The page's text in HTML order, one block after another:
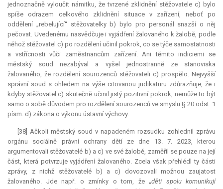
jednoznačně vyloučit námitku, že tvrzené zklidnění stěžovatele c) bylo
spíše odrazem celkového zklidnění situace v zařízení, neboť po
oddělení „rebelující“ stěžovatelky b) bylo pro personál snazší o něj
pečovat. Uvedenému nasvědčuje i vyjádření žalovaného k žalobě, podle
něhož stěžovatel c) po rozdělení učinil pokrok, co se týče samostatnosti
a vstřícnosti vůči zaměstnancům zařízení. Ani těmito indiciemi se
městský soud nezabýval a vyšel jednostranně ze stanoviska
žalovaného, že rozdělení sourozenců stěžovateli c) prospělo. Nejvyšší
správní soud s ohledem na výše citovanou judikaturu zdůrazňuje, že i
kdyby stěžovatel c) skutečně učinil jistý pozitivní pokrok, nemůže to být
samo o sobě důvodem pro rozdělení sourozenců ve smyslu § 20 odst. 1
písm. d) zákona o výkonu ústavní výchovy.
[38] Ačkoli městský soud v napadeném rozsudku zohlednil zprávu
orgánu sociálně právní ochrany dětí ze dne 13. 7. 2023, kterou
argumentovali stěžovatelé b) a c) ve své žalobě, zaměřil se pouze na její
část, která potvrzuje vyjádření žalovaného. Zcela však přehlédl ty části
zprávy, z nichž stěžovatelé b) a c) dovozovali možnou zaujatost
žalovaného. Jde např. o zmínky o tom, že „děti spolu komunikují